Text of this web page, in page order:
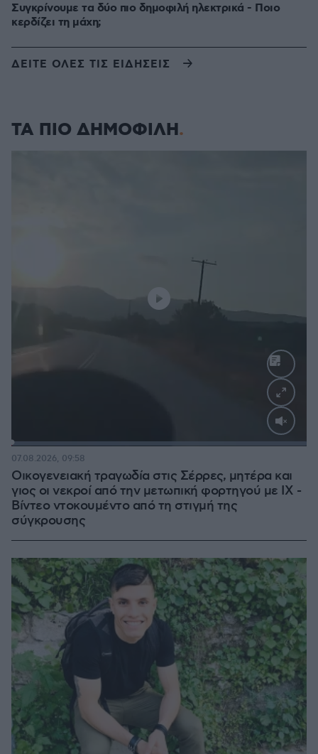
Συγκρίνουμε τα δύο πιο δημοφιλή ηλεκτρικά - Ποιο
κερδίζει τη μάχη;
ΔΕΙΤΕ ΟΛΕΣ ΤΙΣ ΕΙΔΗΣΕΙΣ
ΤΑ ΠΙΟ ΔΗΜΟΦΙΛΗ
Loaded:
Οικογενειακή τραγωδία στις Σέρρες, μητέρα και
γιος οι νεκροί από την μετωπική φορτηγού με ΙΧ -
Βίντεο ντοκουμέντο από τη στιγμή της
σύγκρουσης
07.08.2026, 09:58